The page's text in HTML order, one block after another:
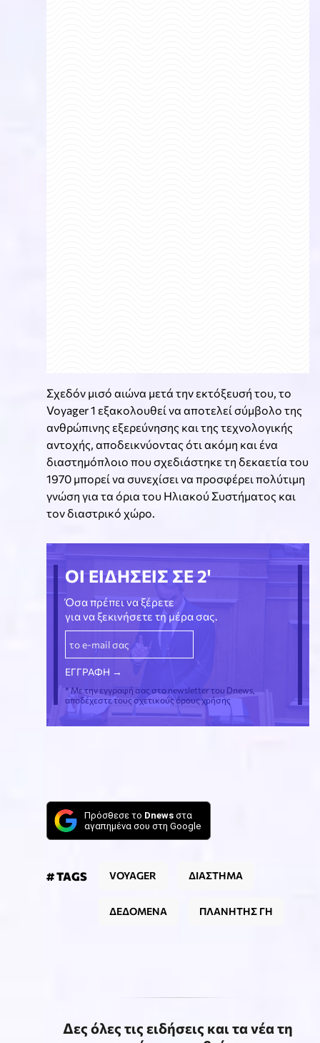
Σχεδόν μισό αιώνα μετά την εκτόξευσή του, το
Voyager 1 εξακολουθεί να αποτελεί σύμβολο της
ανθρώπινης εξερεύνησης και της τεχνολογικής
αντοχής, αποδεικνύοντας ότι ακόμη και ένα
διαστημόπλοιο που σχεδιάστηκε τη δεκαετία του
1970 μπορεί να συνεχίσει να προσφέρει πολύτιμη
γνώση για τα όρια του Ηλιακού Συστήματος και
τον διαστρικό χώρο.
ΟΙ ΕΙΔΗΣΕΙΣ ΣΕ 2'
Όσα πρέπει να ξέρετε
για να ξεκινήσετε τη μέρα σας.
* Με την εγγραφή σας στο newsletter του Dnews,
αποδέχεστε τους σχετικούς όρους χρήσης
Πρόσθεσε το Dnews στα
αγαπημένα σου στη Google
# TAGS VOYAGER ΔΙΑΣΤΗΜΑ
ΔΕΔΟΜΕΝΑ ΠΛΑΝΗΤΗΣ ΓΗ
Δες όλες τις ειδήσεις και τα νέα τη